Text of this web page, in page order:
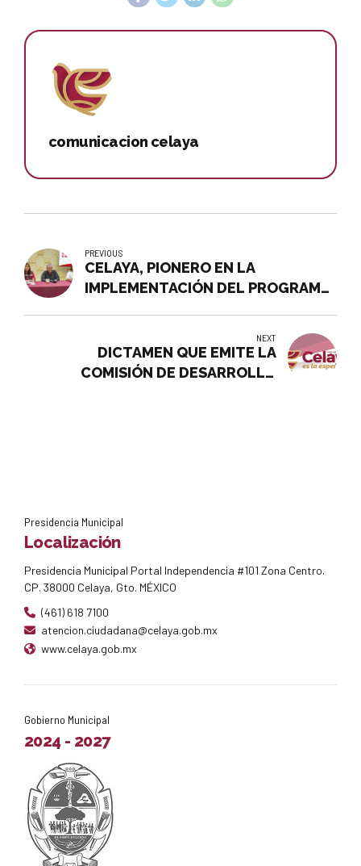
comunicacion celaya
PREVIOUS
CELAYA, PIONERO EN LA
IMPLEMENTACIÓN DEL PROGRAMA
NEXT
DICTAMEN QUE EMITE LA
COMISIÓN DE DESARROLLO
Presidencia Municipal
Localización
Presidencia Municipal Portal Independencia #101 Zona Centro.
CP. 38000 Celaya, Gto. MÉXICO
(461) 618 7100
atencion.ciudadana@celaya.gob.mx
www.celaya.gob.mx
Gobierno Municipal
2024 - 2027